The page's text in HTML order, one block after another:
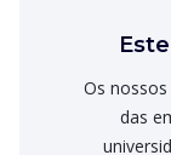
Os
das